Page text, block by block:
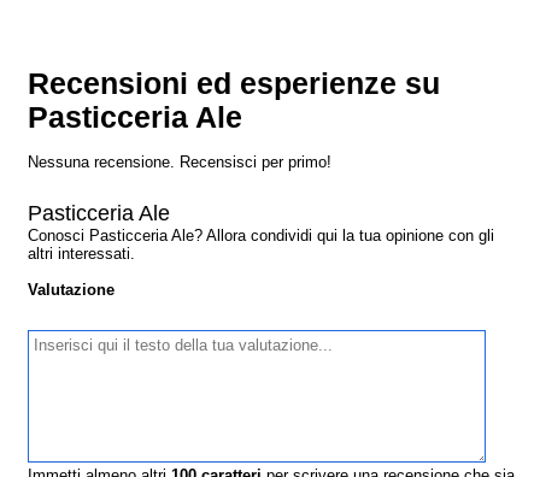
Recensioni ed esperienze su
Pasticceria Ale
Nessuna recensione. Recensisci per primo!
Pasticceria Ale
Conosci Pasticceria Ale? Allora condividi qui la tua opinione con gli
altri interessati.
Valutazione